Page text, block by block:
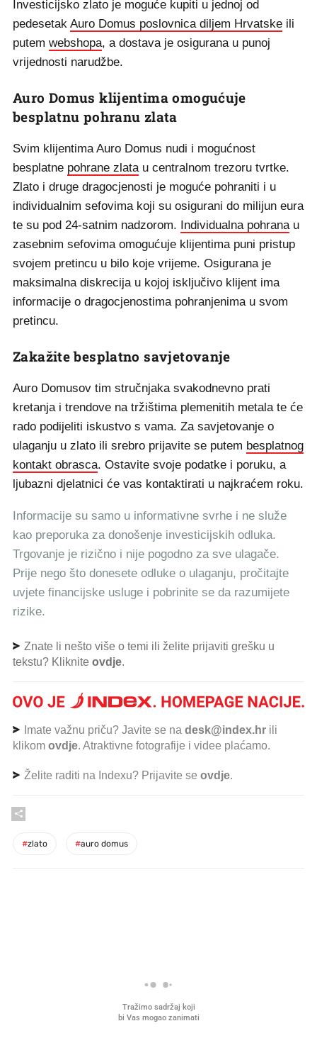
Investicijsko zlato je moguće kupiti u jednoj od
pedesetak Auro Domus poslovnica diljem Hrvatske ili
putem webshopa, a dostava je osigurana u punoj
vrijednosti narudžbe.
Auro Domus klijentima omogućuje
besplatnu pohranu zlata
Svim klijentima Auro Domus nudi i mogućnost
besplatne pohrane zlatau centralnom trezoru tvrtke.
Zlato i druge dragocjenosti je moguće pohraniti i u
individualnim sefovima koji su osigurani do milijun eura
te su pod 24-satnim nadzorom.
Individualna pohranau
zasebnim sefovima omogućuje klijentima puni pristup
svojem pretincu u bilo koje vrijeme. Osigurana je
maksimalna diskrecija u kojoj isključivo klijent ima
informacije o dragocjenostima pohranjenima u svom
pretincu.
Zakažite besplatno savjetovanje
Auro Domusov tim stručnjaka svakodnevno prati
kretanja i trendove na tržištima plemenitih metala te će
rado podijeliti iskustvo s vama. Za savjetovanje o
ulaganju u zlato ili srebro prijavite se putem besplatnog
kontakt obrasca. Ostavite svoje podatke i poruku, a
ljubazni djelatnici će vas kontaktirati u najkraćem roku.
Informacije su samo u informativne svrhe i ne služe
kao preporuka za donošenje investicijskih odluka.
Trgovanje je rizično i nije pogodno za sve ulagače.
Prije nego što donesete odluke o ulaganju, pročitajte
uvjete financijske usluge i pobrinite se da razumijete
rizike.
Znate li nešto više o temi ili želite prijaviti grešku u
tekstu? Kliknite ovdje.
Imate važnu priču? Javite se na desk@index.hr ili
klikom ovdje. Atraktivne fotografije i videe plaćamo.
Želite raditi na Indexu? Prijavite se ovdje.
#zlato #auro domus